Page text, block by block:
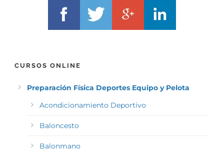
CURSOS ONLINE
Preparación Física Deportes Equipo y Pelota
Acondicionamiento Deportivo
Baloncesto
Balonmano